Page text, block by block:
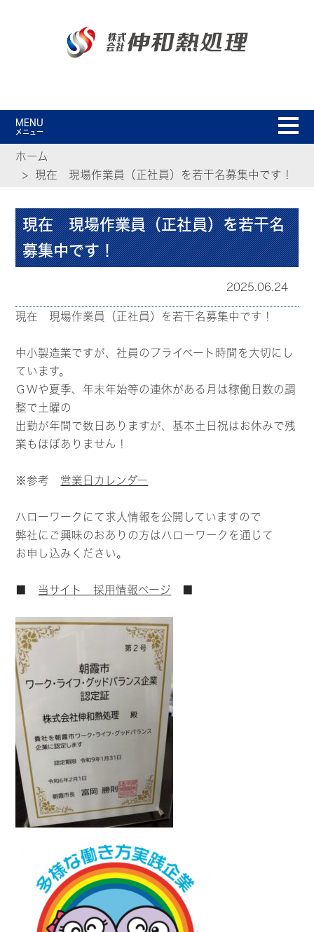
MENU
メニュー
ホーム
現在 現場作業員（正社員）を若干名募集中です！
現在 現場作業員（正社員）を若干名
募集中です！
2025.06.24
現在 現場作業員（正社員）を若干名募集中です！
中小製造業ですが、社員のプライベート時間を大切にし
ています。
ＧＷや夏季、年末年始等の連休がある月は稼働日数の調
整で土曜の
出勤が年間で数日ありますが、基本土日祝はお休みで残
業もほぼありません！
※参考 営業日カレンダー
ハローワークにて求人情報を公開していますので
弊社にご興味のおありの方はハローワークを通じて
お申し込みください。
当サイト 採用情報ページ